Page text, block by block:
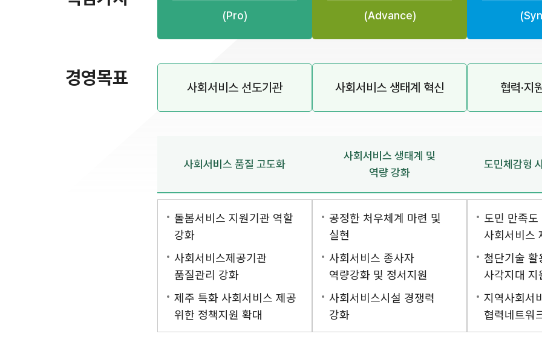
(Pro) (Advance)
경영목표 사회서비스 선도기관
사회서비스 품질 고도화
돌봄서비스 지원기관 역할
강화
사회서비스제공기관
품질관리 강화
제주 특화 사회서비스 제공
위한 정책지원 확대
사회서비스 생태계 혁신
사회서비스 생태계 및
역량 강화
공정한 처우체계 마련 및
실현
사회서비스 종사자
역량강화 및 정서지원
사회서비스시설 경쟁력
강화
협력·지
도민체감형
도민 만족
사회서비스
첨단기술 활
사각지대 지
지역사회서
협력네트워